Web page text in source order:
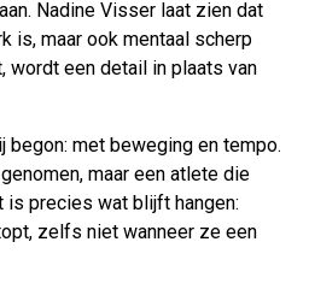
Nadine Visser laat zien dat
is, maar ook mentaal scherp
wordt een detail in plaats van
begon: met beweging en tempo.
maar een atlete die
is precies wat blijft hangen:
zelfs niet wanneer ze een